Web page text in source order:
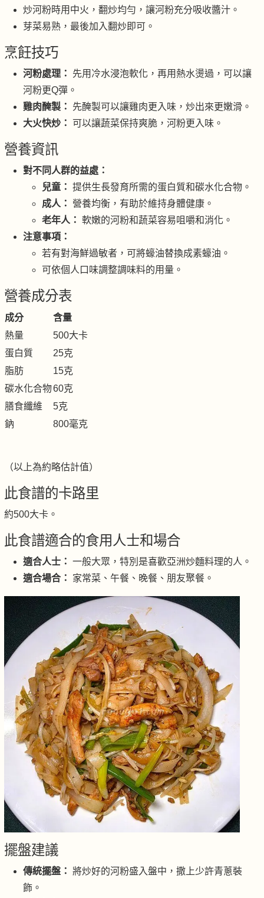
炒河粉時用中火，翻炒均勻，讓河粉充分吸收醬汁。
芽菜易熟，最後加入翻炒即可。
烹飪技巧
河粉處理：
先用冷水浸泡軟化，再用熱水燙過，可以讓
河粉更Q彈。
雞肉醃製：
先醃製可以讓雞肉更入味，炒出來更嫩滑。
大火快炒：
可以讓蔬菜保持爽脆，河粉更入味。
營養資訊
對不同人群的益處：
兒童： 提供生長發育所需的蛋白質和碳水化合物。
成人：
營養均衡，有助於維持身體健康。
老年人： 軟嫩的河粉和蔬菜容易咀嚼和消化。
注意事項：
若有對海鮮過敏者，可將蠔油替換成素蠔油。
可依個人口味調整調味料的用量。
營養成分表
成分
含量
熱量
500大卡
蛋白質
25克
脂肪
15克
碳水化合物60克
膳食纖維
5克
鈉
800毫克
（以上為約略估計值）
此食譜的卡路里
約500大卡。
此食譜適合的食用人士和場合
適合人士： 一般大眾，特別是喜歡亞洲炒麵料理的人。
適合場合：
家常菜、午餐、晚餐、朋友聚餐。
擺盤建議
傳統擺盤： 將炒好的河粉盛入盤中，撒上少許青蔥裝
飾。